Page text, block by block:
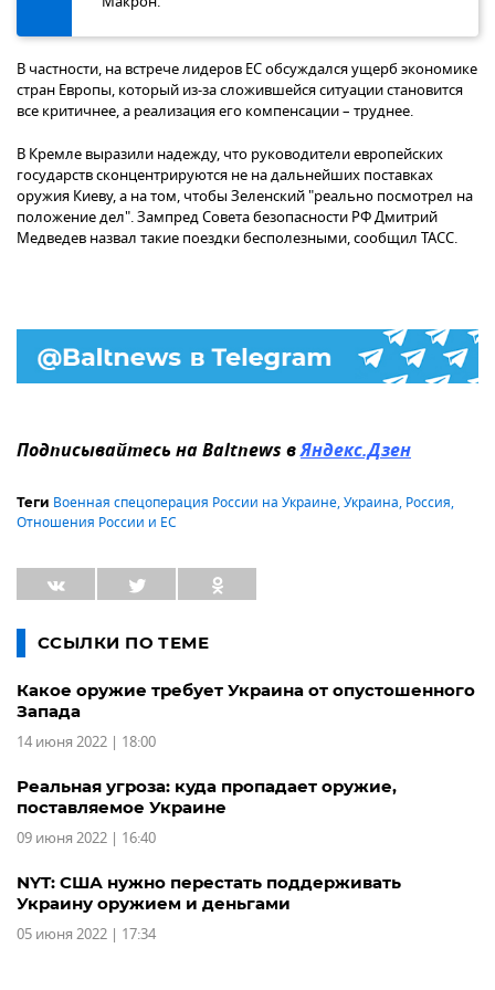
В частности, на встрече лидеров ЕС обсуждался ущерб экономике
стран Европы, который из-за сложившейся ситуации становится
все критичнее, а реализация его компенсации – труднее.
В Кремле выразили надежду, что руководители европейских
государств сконцентрируются не на дальнейших поставках
оружия Киеву, а на том, чтобы Зеленский "реально посмотрел на
положение дел". Зампред Совета безопасности РФ Дмитрий
Медведев назвал такие поездки бесполезными, сообщил ТАСС.
Подписывайтесь на Baltnews вЯндекс.Дзен
Теги Военная спецоперация России на Украине,Украина, Россия,
Отношения России и ЕС
ССЫЛКИ ПО ТЕМЕ
Какое оружие требует Украина от опустошенного
Запада
14 июня 2022 | 18:00
Реальная угроза: куда пропадает оружие,
поставляемое Украине
09 июня 2022 | 16:40
NYT: США нужно перестать поддерживать
Украину оружием и деньгами
05 июня 2022 | 17:34